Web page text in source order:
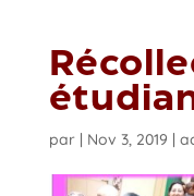
par Nov 3, 2019